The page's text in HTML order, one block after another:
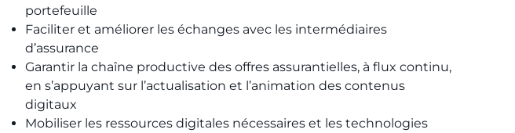
portefeuille
Faciliter et améliorer les échanges avec les intermédiaires
d’assurance
Garantir la chaîne productive des offres assurantielles, à flux continu,
en s’appuyant sur l’actualisation et l’animation des contenus
digitaux
Mobiliser les ressources digitales nécessaires et les technologies